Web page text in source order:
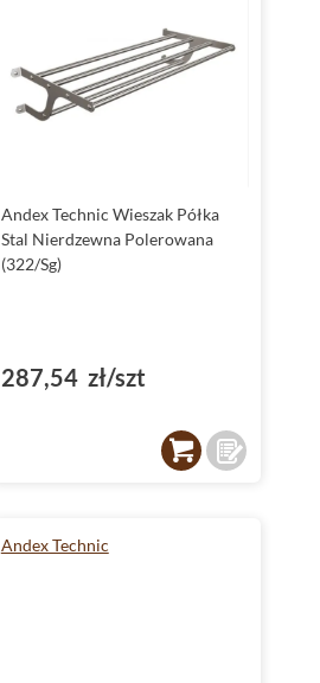
Andex Technic Wieszak Półka
Stal Nierdzewna Polerowana
(322/Sg)
287,54 zł/szt
Andex Technic